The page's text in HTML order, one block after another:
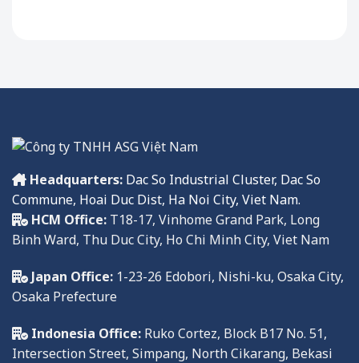
Headquarters: Dac So Industrial Cluster, Dac So
Commune, Hoai Duc Dist, Ha Noi City, Viet Nam.
HCM Office: T18-17, Vinhome Grand Park, Long
Binh Ward, Thu Duc City, Ho Chi Minh City, Viet Nam
Japan Office: 1-23-26 Edobori, Nishi-ku, Osaka City,
Osaka Prefecture
Indonesia Office: Ruko Cortez, Block B17 No. 51,
Intersection Street, Simpang, North Cikarang, Bekasi